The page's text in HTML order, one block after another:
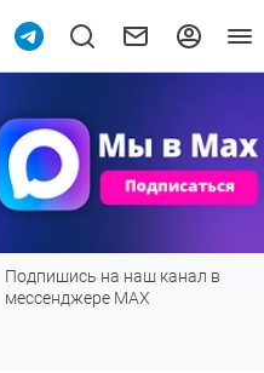
Рейтинг телевизоров 2026:
лучшие модели для гостиной,